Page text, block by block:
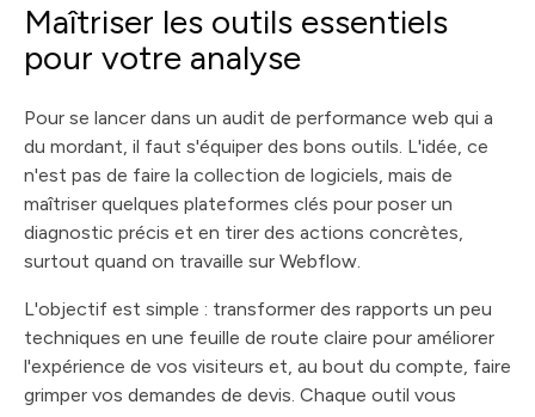
Maîtriser les outils essentiels
pour votre analyse
Pour se lancer dans un audit de performance web qui a
du mordant, il faut s'équiper des bons outils. L'idée, ce
n'est pas de faire la collection de logiciels, mais de
maîtriser quelques plateformes clés pour poser un
diagnostic précis et en tirer des actions concrètes,
surtout quand on travaille sur Webflow.
L'objectif est simple : transformer des rapports un peu
techniques en une feuille de route claire pour améliorer
l'expérience de vos visiteurs et, au bout du compte, faire
grimper vos demandes de devis. Chaque outil vous